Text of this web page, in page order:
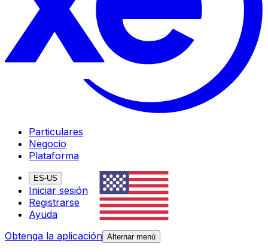
Particulares
Negocio
Plataforma
ES-US
Iniciar sesión
Registrarse
Ayuda
Obtenga la aplicación Alternar menú